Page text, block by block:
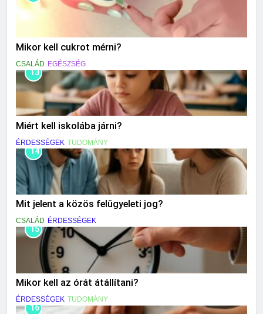
Mikor kell cukrot mérni?
CSALÁD EGÉSZSÉG
13
Miért kell iskolába járni?
ÉRDESSÉGEK TUDOMÁNY
14
Mit jelent a közös felügyeleti jog?
CSALÁD ÉRDESSÉGEK
15
Mikor kell az órát átállítani?
ÉRDESSÉGEK TUDOMÁNY
16